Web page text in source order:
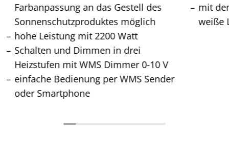
Farbanpassung an das Gestell des
Sonnenschutzproduktes möglich
hohe Leistung mit 2200 Watt
Schalten und Dimmen in drei
Heizstufen mit WMS Dimmer 0-10 V
einfache Bedienung per WMS Sender
oder Smartphone
mit
weiße